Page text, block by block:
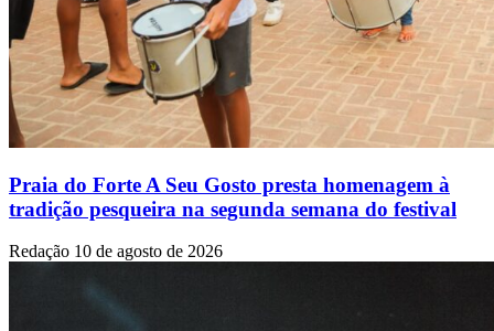
Praia do Forte A Seu Gosto presta homenagem à
tradição pesqueira na segunda semana do festival
Redação 10 de agosto de 2026